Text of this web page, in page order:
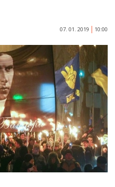
07. 01. 2019 10:00